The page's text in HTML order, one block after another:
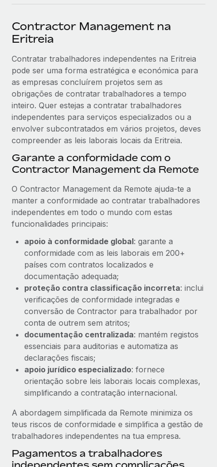
Contractor Management na
Eritreia
Contratar trabalhadores independentes na Eritreia
pode ser uma forma estratégica e económica para
as empresas concluírem projetos sem as
obrigações de contratar trabalhadores a tempo
inteiro. Quer estejas a contratar trabalhadores
independentes para serviços especializados ou a
envolver subcontratados em vários projetos, deves
compreender as leis laborais locais da Eritreia.
Garante a conformidade com o
Contractor Management da Remote
O Contractor Management da Remote ajuda-te a
manter a conformidade ao contratar trabalhadores
independentes em todo o mundo com estas
funcionalidades principais:
apoio à conformidade global: garante a
conformidade com as leis laborais em 200+
países com contratos localizados e
documentação adequada;
proteção contra classificação incorreta: inclui
verificações de conformidade integradas e
conversão de Contractor para trabalhador por
conta de outrem sem atritos;
documentação centralizada: mantém registos
essenciais para auditorias e automatiza as
declarações fiscais;
apoio jurídico especializado: fornece
orientação sobre leis laborais locais complexas,
simplificando a contratação internacional.
A abordagem simplificada da Remote minimiza os
teus riscos de conformidade e simplifica a gestão de
trabalhadores independentes na tua empresa.
Pagamentos a trabalhadores